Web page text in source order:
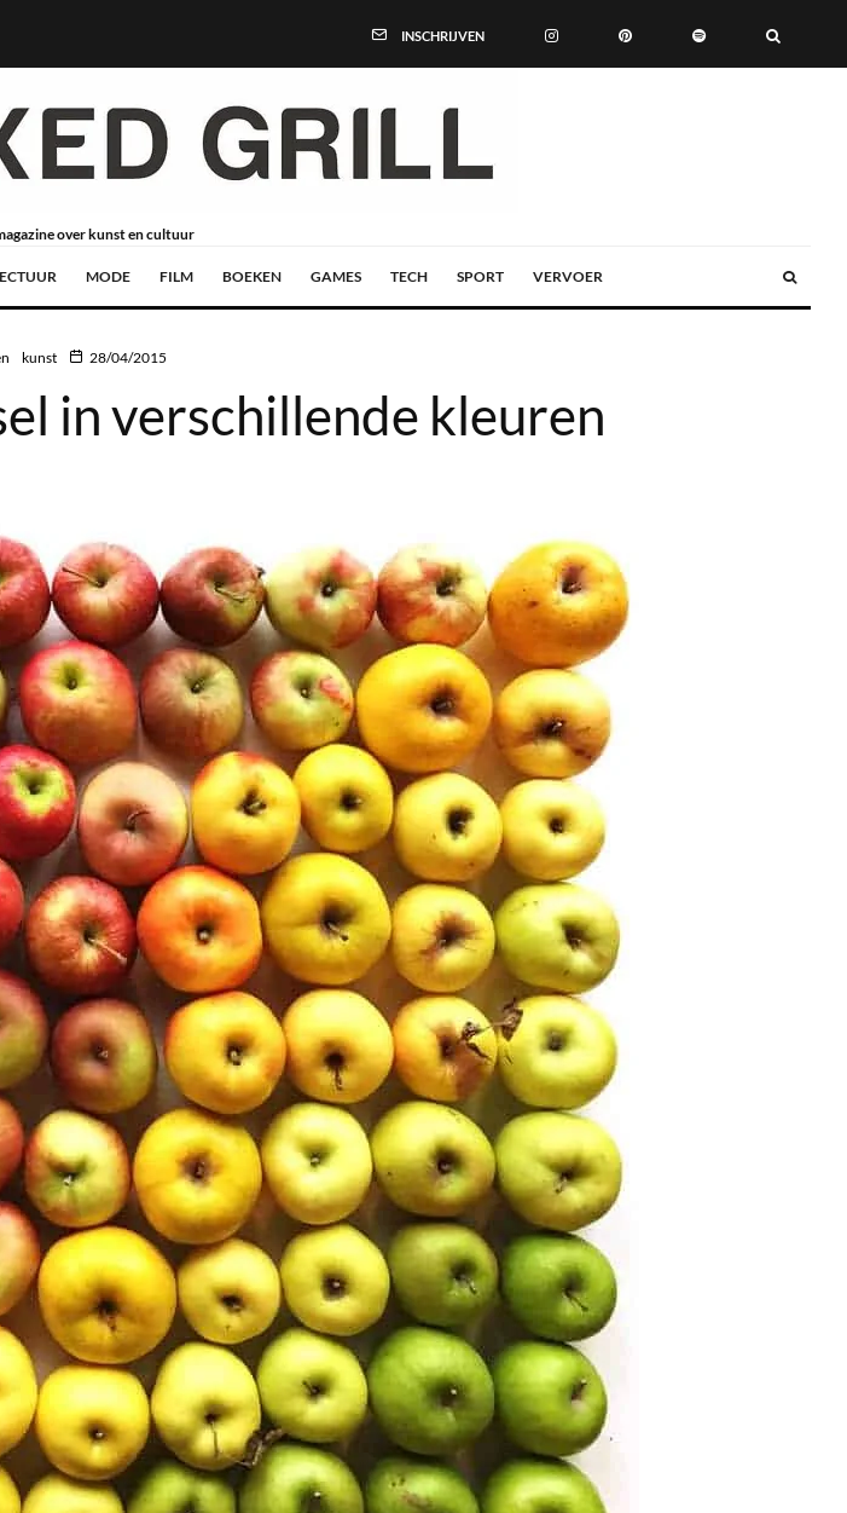
INSCHRIJVEN
over kunst en cultuur
MODE FILM BOEKEN GAMES TECH SPORT VERVOER
kunst 28/04/2015
in verschillende kleuren